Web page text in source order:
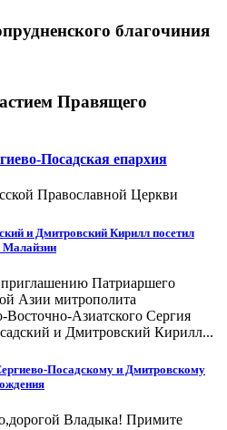
благочиния
Правящего
Посадская епархия
Православной Церкви
и Дмитровский Кирилл посетил
Малайзии
Патриаршего
Азии митрополита
Азиатского Сергия
и Дмитровский Кирилл...
Посадскому и Дмитровскому
Владыка! Примите